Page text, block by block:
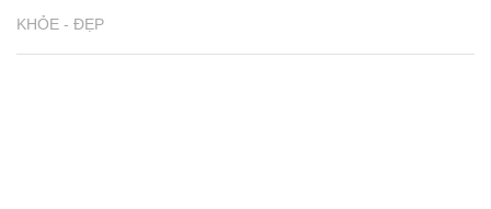
KHỎE - ĐẸP